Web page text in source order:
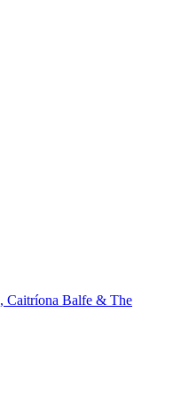
Caitríona Balfe & The